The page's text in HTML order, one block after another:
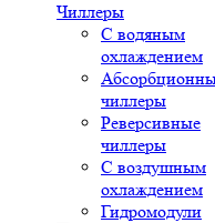
Чиллеры
С водяным
охлаждением
чиллеры
Реверсивные
чиллеры
С воздушным
охлаждением
Гидромодули